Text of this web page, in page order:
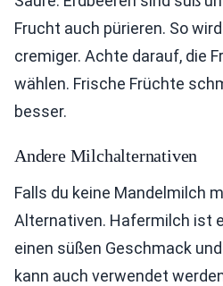
Frucht auch pürieren. So
cremiger. Achte darauf, die
wählen. Frische Früchte
besser.
Andere Milchalternativen
Falls du keine Mandelmilch
Alternativen. Hafermilch ist
einen süßen Geschmack
kann auch verwendet